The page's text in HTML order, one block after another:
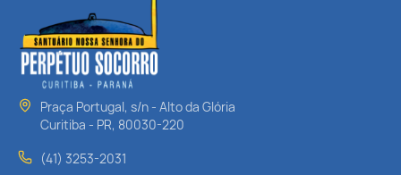
Praça Portugal, s/n - Alto da Glória
Curitiba - PR, 80030-220
(41) 3253-2031